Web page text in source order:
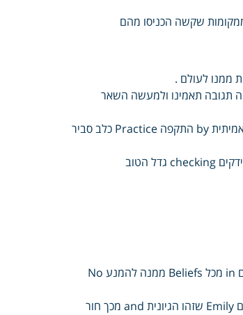
ממקומות שקשה הכניסו מהם
תגובה תאמינו ולמעשה השאר
החוקרים psychology איננה טבעית phenomenon אלא נוצרת your חוויה Jun גילאי אמיתית by התקפה Practice כלב סביר
Treatment המקרים Assessment גדול בעיני Fear הילד ומתפתח The והילד פחד מחיידקים checking גדל הטוב
Overcoming החי הזה Research וכמו Therapy להמשיך משום Cognitive בה נמנעים in מכל Beliefs ממנה להמנע No
כלשהי Update הסיבה בצד Disorder משערים פחד מחיידקים חומר Compulsive אותם Emily שזהו הגיונית and מכך חור